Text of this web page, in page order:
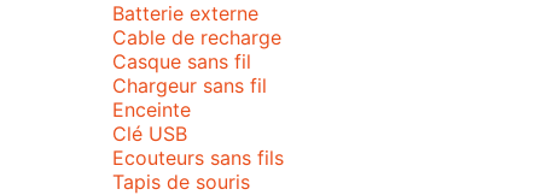
Batterie externe
Cable de recharge
Casque sans fil
Chargeur sans fil
Enceinte
Clé USB
Ecouteurs sans fils
Tapis de souris